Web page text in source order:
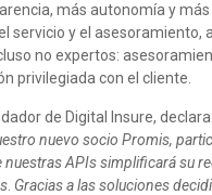
más autonomía y
servicio y el
no expertos:
privilegiada con el cliente.
de Digital Insure,
nuevo socio Promis,
APIs simplificará su
Gracias a las soluciones